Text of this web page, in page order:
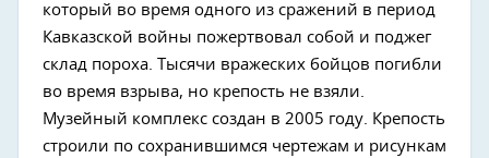
который во время одного из сражений в период
Кавказской войны пожертвовал собой и поджег
склад пороха. Тысячи вражеских бойцов погибли
во время взрыва, но крепость не взяли.
Музейный комплекс создан в 2005 году. Крепость
строили по сохранившимся чертежам и рисункам